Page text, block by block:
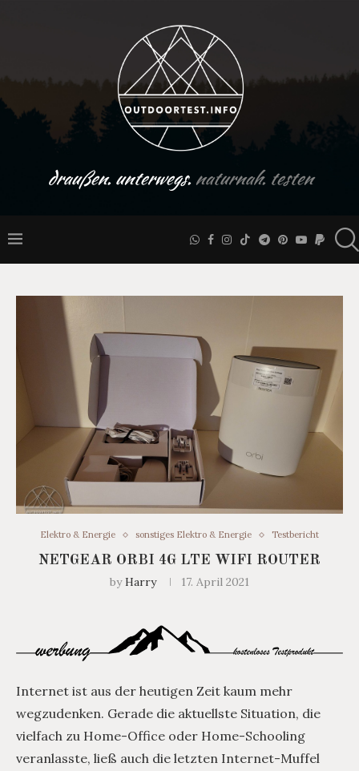
draußen. unterwegs.naturnah. testen
Elektro & Energie sonstiges Elektro & Energie Testbericht
NETGEAR ORBI 4G LTE WIFI ROUTER
byHarry 17. April 2021
Internet ist aus der heutigen Zeit kaum mehr
wegzudenken. Gerade die aktuellste Situation, die
vielfach zu Home-Office oder Home-Schooling
veranlasste, ließ auch die letzten Internet-Muffel